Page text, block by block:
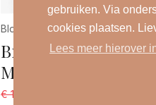
gebruiken. Via
cookies plaatsen.
Lees meer hierover
Blouses
Bruine linnen
March23 Aura
€ 199,95